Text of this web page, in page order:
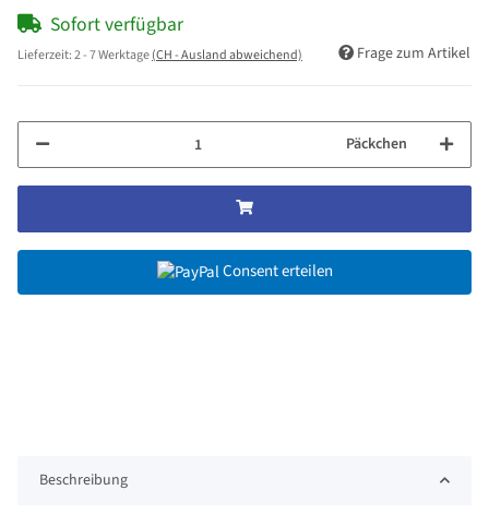
Sofort verfügbar
Lieferzeit:2 - 7 Werktage(CH - Ausland abweichend) Frage zum Artikel
Päckchen
Consent erteilen
Beschreibung